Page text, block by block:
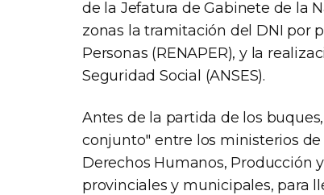
de la Jefatura de Gabinete de la
zonas la tramitación del DNI por
Personas (RENAPER), y la
Seguridad Social (ANSES).
Antes de la partida de los
conjunto" entre los ministerios de
Derechos Humanos, Producción
provinciales y municipales, para